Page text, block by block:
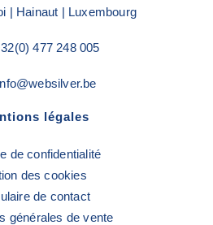
| Hainaut | Luxembourg
477 248 005
légales
de confidentialité
des cookies
de contact
générales de vente